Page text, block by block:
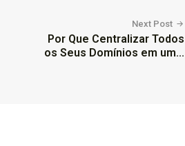
Next Post
Por Que Centralizar Todos
os Seus Domínios em um...